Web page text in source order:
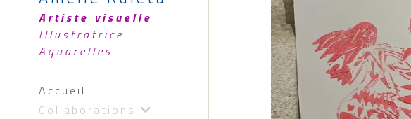
Illustratrice
Aquarelles
Accueil
Collaborations